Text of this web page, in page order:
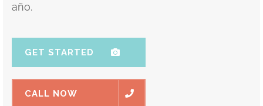
año.
GET STARTED
CALL NOW